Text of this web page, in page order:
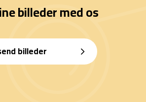
billeder med os
billeder